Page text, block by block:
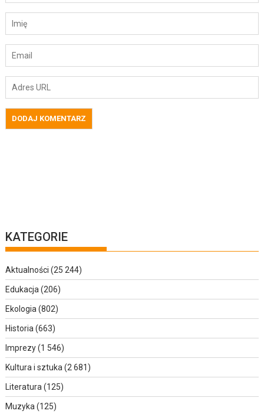
KATEGORIE
Aktualności (25 244)
Edukacja (206)
Ekologia (802)
Historia (663)
Imprezy(1 546)
Kultura i sztuka (2 681)
Literatura (125)
Muzyka (125)